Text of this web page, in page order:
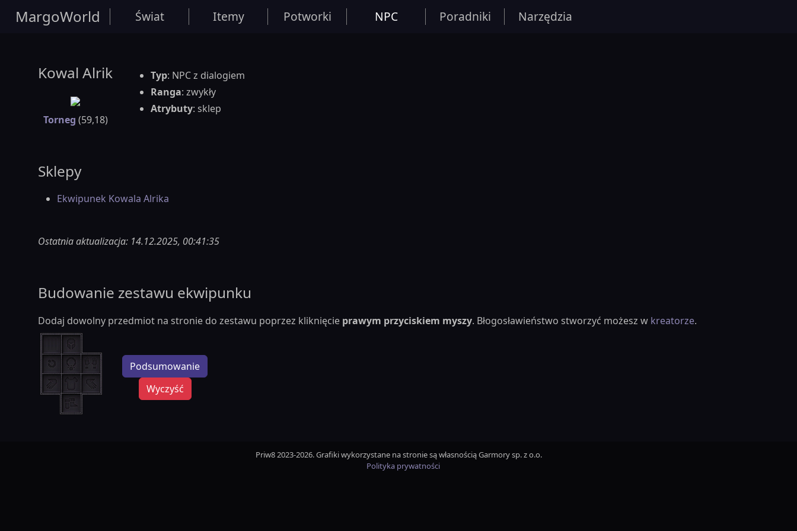
MargoWorld Świat Itemy Potworki NPC Poradniki Narzędzia
Kowal Alrik
Torneg (59,18)
Typ: NPC z dialogiem
Ranga: zwykły
Atrybuty: sklep
Sklepy
Ekwipunek Kowala Alrika
Ostatnia aktualizacja: 14.12.2025, 00:41:35
Budowanie zestawu ekwipunku
Dodaj dowolny przedmiot na stronie do zestawu poprzez kliknięcie prawym przyciskiem myszy. Błogosławieństwo stworzyć możesz w kreatorze.
Podsumowanie
Wyczyść
Priw8 2023-2026. Grafiki wykorzystane na stronie są własnością Garmory sp. z o.o.
Polityka prywatności